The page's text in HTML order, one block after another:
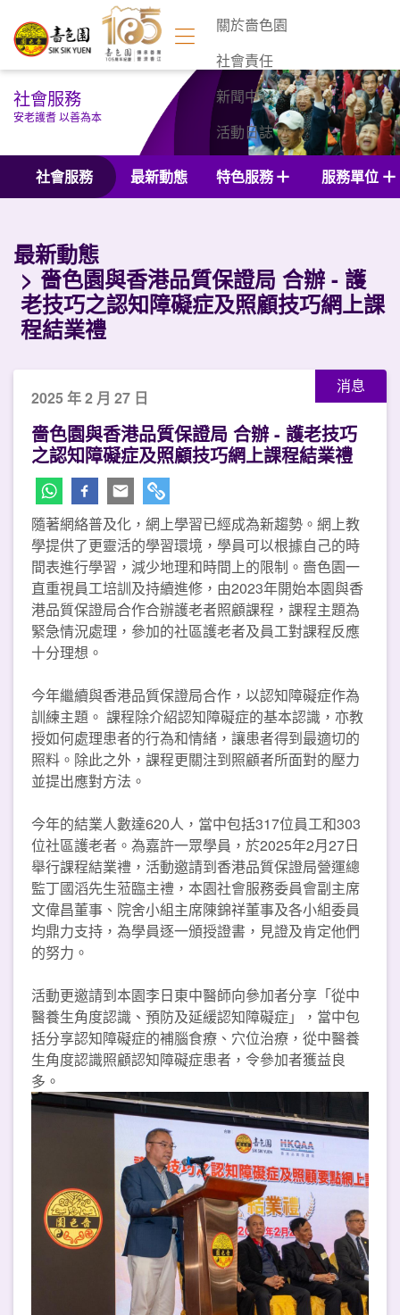
關於嗇色園
社會責任
新聞中心
活動日誌
聯絡我們
社會服務
安老護耆 以善為本
社會服務 最新動態 特色服務 服務單位
最新動態
嗇色園與香港品質保證局 合辦 - 護
老技巧之認知障礙症及照顧技巧網上課
程結業禮
消息
2025 年 2 月 27 日
嗇色園與香港品質保證局 合辦 - 護老技巧
之認知障礙症及照顧技巧網上課程結業禮
隨著網絡普及化，網上學習已經成為新趨勢。網上教
學提供了更靈活的學習環境，學員可以根據自己的時
間表進行學習，減少地理和時間上的限制。嗇色園一
直重視員工培訓及持續進修，由2023年開始本園與香
港品質保證局合作合辦護老者照顧課程，課程主題為
緊急情況處理，參加的社區護老者及員工對課程反應
十分理想。
今年繼續與香港品質保證局合作，以認知障礙症作為
訓練主題。 課程除介紹認知障礙症的基本認識，亦教
授如何處理患者的行為和情緒，讓患者得到最適切的
照料。除此之外，課程更關注到照顧者所面對的壓力
並提出應對方法。
今年的結業人數達620人，當中包括317位員工和303
位社區護老者。為嘉許一眾學員，於2025年2月27日
舉行課程結業禮，活動邀請到香港品質保證局營運總
監丁國滔先生蒞臨主禮，本園社會服務委員會副主席
文偉昌董事、院舍小組主席陳錦祥董事及各小組委員
均鼎力支持，為學員逐一頒授證書，見證及肯定他們
的努力。
活動更邀請到本園李日東中醫師向參加者分享「從中
醫養生角度認識、預防及延緩認知障礙症」，當中包
括分享認知障礙症的補腦食療、穴位治療，從中醫養
生角度認識照顧認知障礙症患者，令參加者獲益良
多。